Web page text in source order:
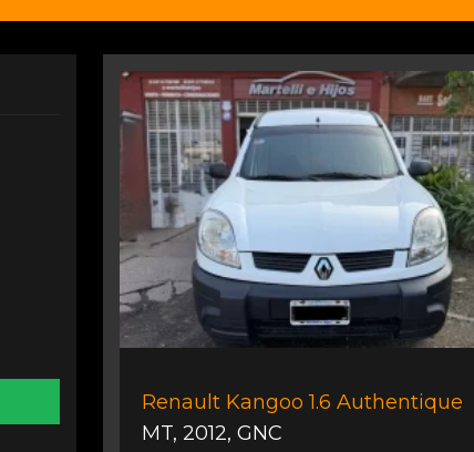
Renault Kangoo 1.6 Authentique
MT, 2012, GNC